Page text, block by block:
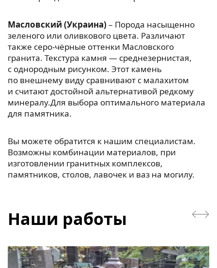
Масловский (Украина) – Порода насыщенно
зеленого или оливкового цвета. Различают
также серо-чёрные оттенки Масловского
гранита. Текстура камня — среднезернистая,
с однородным рисунком. Этот камень
по внешнему виду сравнивают с малахитом
и считают достойной альтернативой редкому
минералу.Для выбора оптимального материала
для памятника.
Вы можете обратится к нашим специалистам.
Возможны комбинации материалов, при
изготовлении гранитных комплексов,
памятников, столов, лавочек и ваз на могилу.
Наши работы